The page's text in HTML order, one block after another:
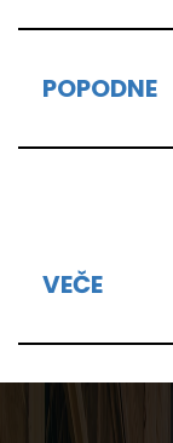
POPODNE
VEČE